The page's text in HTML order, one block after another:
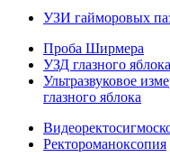
УЗИ гайморовых
Проба Ширмера
УЗД глазного
Ультразвуковое
глазного яблока
Ректороманоксопия